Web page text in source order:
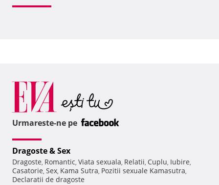
Urmareste-ne pe
Dragoste & Sex
Dragoste, Romantic, Viata sexuala, Relatii, Cuplu, Iubire,
Casatorie, Sex, Kama Sutra, Pozitii sexuale Kamasutra,
Declaratii de dragoste